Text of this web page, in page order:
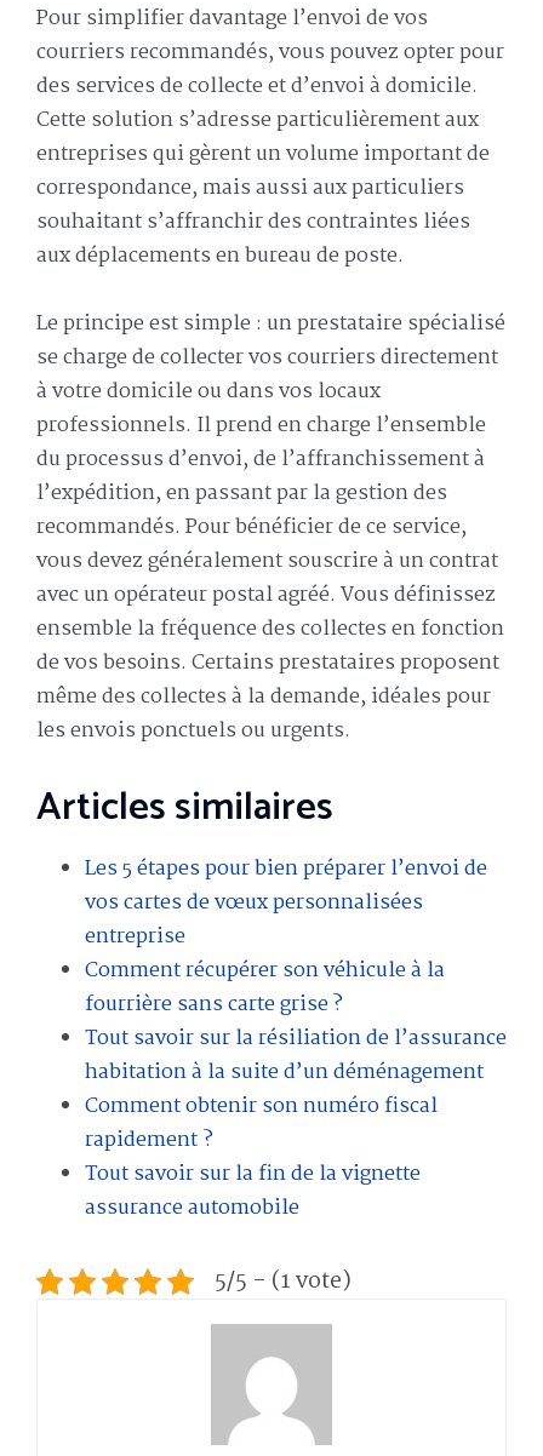
Pour simplifier davantage l’envoi de vos
courriers recommandés, vous pouvez opter pour
des services de collecte et d’envoi à domicile.
Cette solution s’adresse particulièrement aux
entreprises qui gèrent un volume important de
correspondance, mais aussi aux particuliers
souhaitant s’affranchir des contraintes liées
aux déplacements en bureau de poste.
Le principe est simple : un prestataire spécialisé
se charge de collecter vos courriers directement
à votre domicile ou dans vos locaux
professionnels. Il prend en charge l’ensemble
du processus d’envoi, de l’affranchissement à
l’expédition, en passant par la gestion des
recommandés. Pour bénéficier de ce service,
vous devez généralement souscrire à un contrat
avec un opérateur postal agréé. Vous définissez
ensemble la fréquence des collectes en fonction
de vos besoins. Certains prestataires proposent
même des collectes à la demande, idéales pour
les envois ponctuels ou urgents.
Articles similaires
Les 5 étapes pour bien préparer l’envoi de
vos cartes de vœux personnalisées
entreprise
Comment récupérer son véhicule à la
fourrière sans carte grise ?
Tout savoir sur la résiliation de l’assurance
habitation à la suite d’un déménagement
Comment obtenir son numéro fiscal
rapidement ?
Tout savoir sur la fin de la vignette
assurance automobile
5/5 - (1 vote)